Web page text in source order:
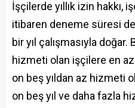
İşçilerde yıllık izin hakkı,
itibaren deneme süresi
bir yıl çalışmasıyla doğar.
hizmeti olan işçilere en
on beş yıldan az hizmeti
on beş yıl ve daha fazla